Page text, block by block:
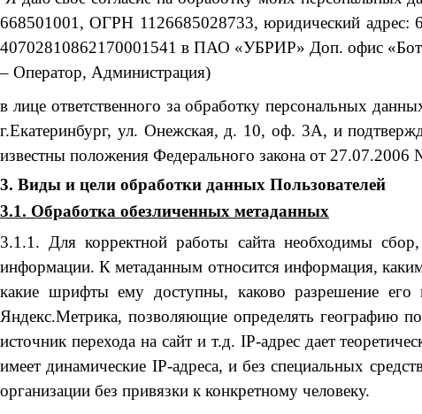
668501001, ОГРН 1126685028733, юридический адрес:
40702810862170001541 в ПАО «УБРИР» Доп. офис
– Оператор, Администрация)
в лице ответственного за обработку персональных
г.Екатеринбург, ул. Онежская, д. 10, оф. 3А, и
известны положения Федерального закона от
3. Виды и цели обработки данных Пользователей
3.1. Обработка обезличенных метаданных
3.1.1. Для корректной работы сайта необходимы сбор,
информации. К метаданным относится информация,
какие шрифты ему доступны, каково разрешение его
Яндекс.Метрика, позволяющие определять географию
источник перехода на сайт и т.д. IP-адрес дает
имеет динамические IP-адреса, и без специальных
организации без привязки к конкретному человеку.